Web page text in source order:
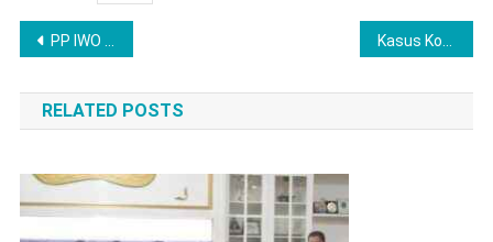
Navigasi
pos
PP IWO Tempuh Jalur Hukum, Bongkar Upaya Pengkaplingan Nama Organisasi
RELATED POSTS